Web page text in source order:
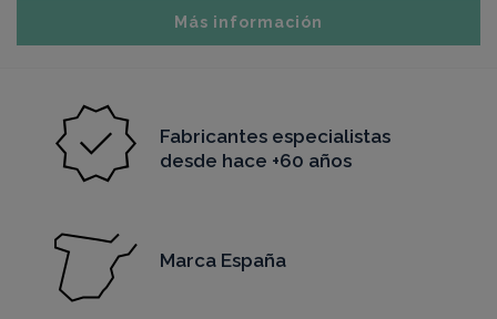
Más información
Fabricantes especialistas
desde hace +60 años
Marca España